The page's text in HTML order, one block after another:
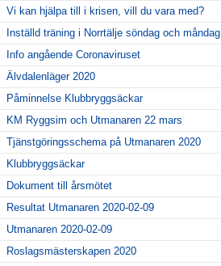
Vi kan hjälpa till i krisen, vill du vara med?
Inställd träning i Norrtälje söndag och måndag
Info angående Coronaviruset
Älvdalenläger 2020
Påminnelse Klubbryggsäckar
KM Ryggsim och Utmanaren 22 mars
Tjänstgöringsschema på Utmanaren 2020
Klubbryggsäckar
Dokument till årsmötet
Resultat Utmanaren 2020-02-09
Utmanaren 2020-02-09
Roslagsmästerskapen 2020